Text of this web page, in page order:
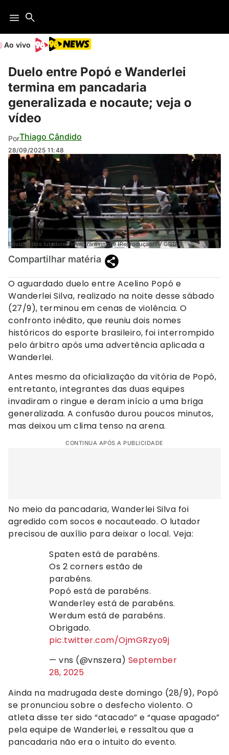
Ao vivo
Duelo entre Popó e Wanderlei
termina em pancadaria
generalizada e nocaute; veja o
vídeo
PorThiago Cândido
28/09/2025 11:48
Equipes dos lutadores invadiram ringue (Reprodução/TV Globo)
Compartilhar matéria
O aguardado duelo entre Acelino Popó e
Wanderlei Silva, realizado na noite desse sábado
(27/9), terminou em cenas de violência. O
confronto inédito, que reuniu dois nomes
históricos do esporte brasileiro, foi interrompido
pelo árbitro após uma advertência aplicada a
Wanderlei.
Antes mesmo da oficialização da vitória de Popó,
entretanto, integrantes das duas equipes
invadiram o ringue e deram início a uma briga
generalizada. A confusão durou poucos minutos,
mas deixou um clima tenso na arena.
CONTINUA APÓS A PUBLICIDADE
No meio da pancadaria, Wanderlei Silva foi
agredido com socos e nocauteado. O lutador
precisou de auxílio para deixar o local. Veja:
Spaten está de parabéns.
Os 2 corners estão de
parabéns.
Popó está de parabéns.
Wanderley está de parabéns.
Werdum está de parabéns.
Obrigado.
pic.twitter.com/OjmGRzyo9j
— vns (@vnszera) September
28, 2025
Ainda na madrugada deste domingo (28/9), Popó
se pronunciou sobre o desfecho violento. O
atleta disse ter sido “atacado” e “quase apagado”
pela equipe de Wanderlei, e ressaltou que a
pancadaria não era o intuito do evento.